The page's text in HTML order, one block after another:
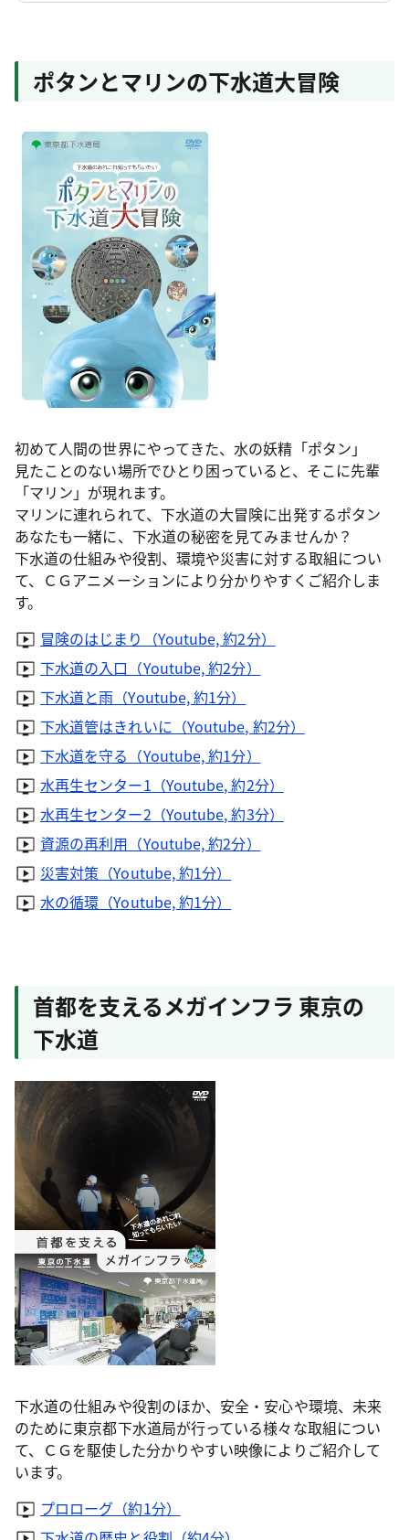
ポタンとマリンの下水道大冒険
初めて人間の世界にやってきた、水の妖精「ポタン」
見たことのない場所でひとり困っていると、そこに先輩
「マリン」が現れます。
マリンに連れられて、下水道の大冒険に出発するポタン
あなたも一緒に、下水道の秘密を見てみませんか？
下水道の仕組みや役割、環境や災害に対する取組につい
て、ＣＧアニメーションにより分かりやすくご紹介しま
す。
冒険のはじまり（Youtube, 約2分）
下水道の入口（Youtube, 約2分）
下水道と雨（Youtube, 約1分）
下水道管はきれいに（Youtube, 約2分）
下水道を守る（Youtube, 約1分）
水再生センター1（Youtube, 約2分）
水再生センター2（Youtube, 約3分）
資源の再利用（Youtube, 約2分）
災害対策（Youtube, 約1分）
水の循環（Youtube, 約1分）
首都を支えるメガインフラ 東京の
下水道
下水道の仕組みや役割のほか、安全・安心や環境、未来
のために東京都下水道局が行っている様々な取組につい
て、ＣＧを駆使した分かりやすい映像によりご紹介して
います。
プロローグ（約1分）